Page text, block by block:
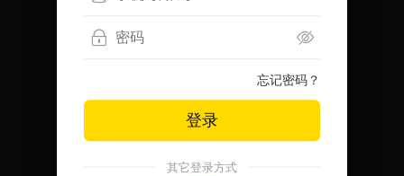
忘记密码？
登录
其它登录方式